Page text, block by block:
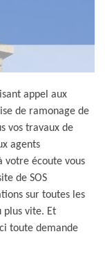
appel aux
de ramonage de
vos travaux de
agents
votre écoute vous
de SOS
sur toutes les
plus vite. Et
toute demande